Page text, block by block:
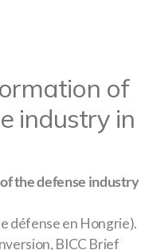
of
industry in
the defense industry
défense en Hongrie).
BICC Brief